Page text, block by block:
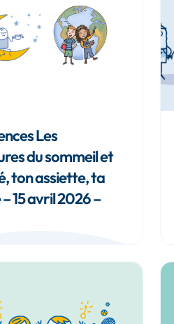
Les
du sommeil et
ton assiette, ta
15 avril 2026 –